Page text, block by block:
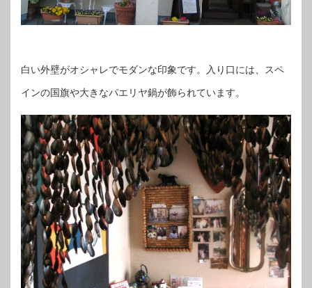
白い外壁がオシャレでモダンな印象です。入り口には、スペ
インの国旗や大きなパエリヤ鍋が飾られています。